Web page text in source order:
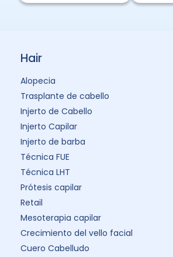
Hair
Alopecia
Trasplante de cabello
Injerto de Cabello
Injerto Capilar
Injerto de barba
Técnica FUE
Técnica LHT
Prótesis capilar
Retail
Mesoterapia capilar
Crecimiento del vello facial
Cuero Cabelludo